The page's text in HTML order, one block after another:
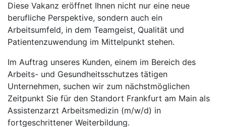
Diese Vakanz eröffnet Ihnen nicht nur eine neue
berufliche Perspektive, sondern auch ein
Arbeitsumfeld, in dem Teamgeist, Qualität und
Patientenzuwendung im Mittelpunkt stehen.
Im Auftrag unseres Kunden, einem im Bereich des
Arbeits- und Gesundheitsschutzes tätigen
Unternehmen, suchen wir zum nächstmöglichen
Zeitpunkt Sie für den Standort Frankfurt am Main als
Assistenzarzt Arbeitsmedizin (m/w/d) in
fortgeschrittener Weiterbildung.